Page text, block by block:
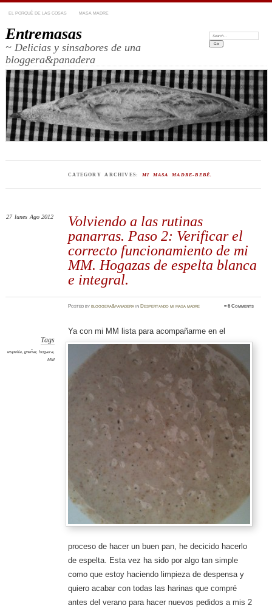
EL PORQUÉ DE LAS COSAS MASA MADRE
Entremasas
~ Delicias y sinsabores de una
bloggera&panadera
Search:
CATEGORY ARCHIVES: MI MASA MADRE-BEBÉ.
Volviendo a las rutinas
panarras. Paso 2: Verificar el
correcto funcionamiento de mi
MM. Hogazas de espelta blanca
e integral.
27 lunes Ago 2012
Postedbybloggera&panadera inDespertando mi masa madre ≈6 Comments
Tags
espelta, greñar, hogaza,
MM
Ya con mi MM lista para acompañarme en el
proceso de hacer un buen pan, he decicido hacerlo
de espelta. Esta vez ha sido por algo tan simple
como que estoy haciendo limpieza de despensa y
quiero acabar con todas las harinas que compré
antes del verano para hacer nuevos pedidos a mis 2